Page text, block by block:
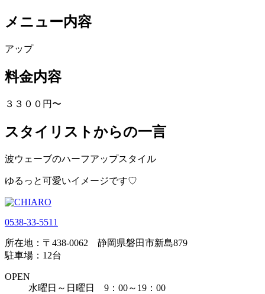
メニュー内容
アップ
料金内容
３３００円〜
スタイリストからの一言
波ウェーブのハーフアップスタイル
ゆるっと可愛いイメージです♡
0538-33-5511
所在地：〒438-0062 静岡県磐田市新島879
駐車場：12台
OPEN
水曜日～日曜日 9：00～19：00